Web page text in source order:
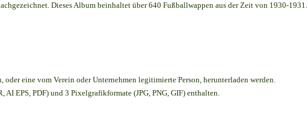
Dieses Album beinhaltet über 640 Fußballwappen aus der Zeit von 1930-1931.
oder eine vom Verein oder Unternehmen legitimierte Person, herunterladen werden.
EPS, PDF) und 3 Pixelgrafikformate (JPG, PNG, GIF) enthalten.